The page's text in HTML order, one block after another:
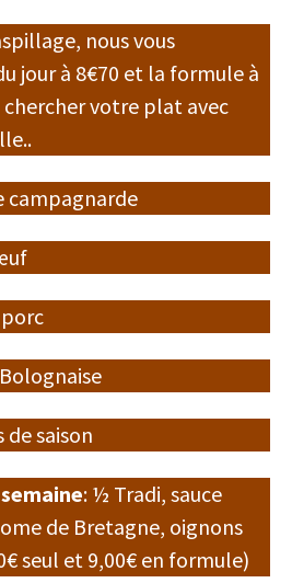
nous vous
jour à 8€70 et la formule à
chercher votre plat avec
campagnarde
de saison
: ½ Tradi, sauce
de Bretagne, oignons
seul et 9,00€ en formule)